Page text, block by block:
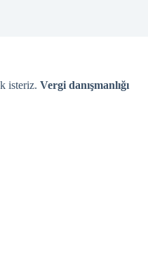
isteriz. Vergi danışmanlığı